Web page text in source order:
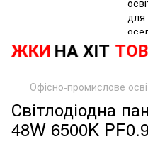
НА ХІТ
Офісно-промислове
Світлодіодна
48W 6500K